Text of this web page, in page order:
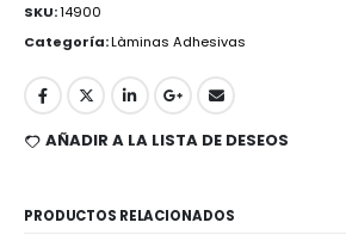
SKU:14900
Categoría:Làminas Adhesivas
AÑADIR A LA LISTA DE DESEOS
PRODUCTOS RELACIONADOS